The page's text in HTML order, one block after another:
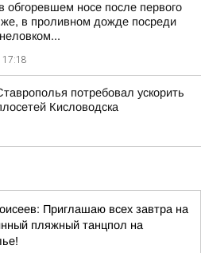
обгоревшем носе после первого
в проливном дожде посреди
17:18
потребовал ускорить
Кисловодска
Приглашаю всех завтра на
пляжный танцпол на